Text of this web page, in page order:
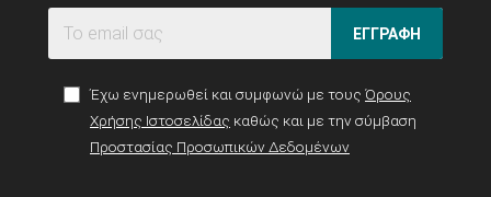
ΕΓΓΡΑΦΗ
Έχω ενημερωθεί και συμφωνώ με τους Όρους
Χρήσης Ιστοσελίδας καθώς και με την σύμβαση
Προστασίας Προσωπικών Δεδομένων